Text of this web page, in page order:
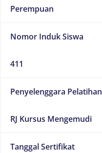
Perempuan
Nomor Induk Siswa
411
Penyelenggara Pelatihan
RJ Kursus Mengemudi
Tanggal Sertifikat